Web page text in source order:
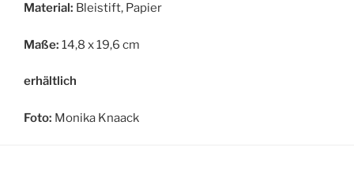
Material: Bleistift, Papier
Maße: 14,8 x 19,6 cm
erhältlich
Foto: Monika Knaack